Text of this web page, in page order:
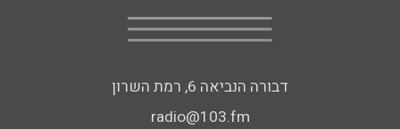
דבורה הנביאה 6, רמת השרון
radio@103.fm